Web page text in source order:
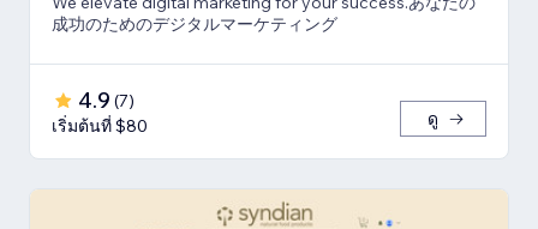
成功のためのデジタルマーケティング
4.9 (7)
เริ่มต้นที่ $80
ดู